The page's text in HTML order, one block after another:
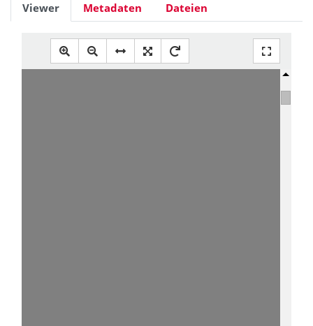
Viewer Metadaten Dateien